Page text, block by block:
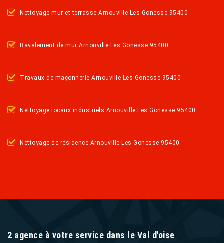
Nettoyage mur et terrasse Arnouville Les Gonesse 95400
Ravalement de mur Arnouville Les Gonesse 95400
Travaux de maçonnerie Arnouville Les Gonesse 95400
Nettoyage locaux industriels Arnouville Les Gonesse 95400
Nettoyage de résidence Arnouville Les Gonesse 95400
2 agence à votre service dans le Val d'oise